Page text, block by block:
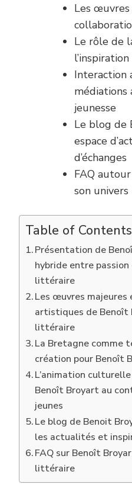
Les
Le rôle de
Interaction
jeunesse
Le blog de
espace
d’échanges
FAQ
son univers
Table of Contents
Présentation de
hybride entre
littéraire
Les œuvres
artistiques de Benoît
littéraire
La Bretagne comme
création pour Benoît
L’animation
Benoît Broyart au
jeunes
Le blog de Benoit
les actualités et
FAQ sur Benoît
littéraire